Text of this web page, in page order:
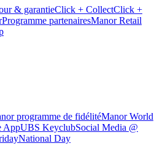
& garantieClick + CollectClick +
Programme partenairesManor Retail
programme de fidélitéManor World
AppUBS KeyclubSocial Media @
National Day